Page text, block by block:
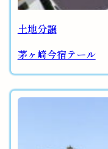
土地分譲
茅ヶ崎今宿テール